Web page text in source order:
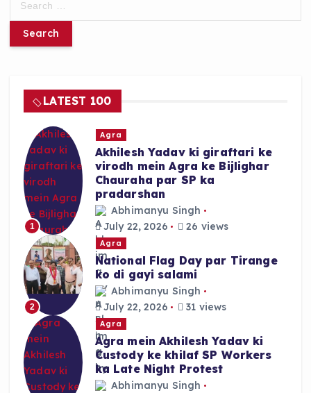
r
LATEST 100
1
Agra
Akhilesh Yadav ki giraftari ke
virodh mein Agra ke Bijlighar
Chauraha par SP ka
pradarshan
Abhimanyu Singh
July 22, 2026
26 views
2
Agra
National Flag Day par Tirange
ko di gayi salami
Abhimanyu Singh
July 22, 2026
31 views
Agra
Agra mein Akhilesh Yadav ki
Custody ke khilaf SP Workers
ka Late Night Protest
Abhimanyu Singh